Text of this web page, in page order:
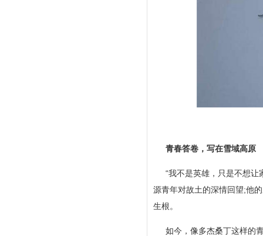
青春答卷，写在雪域高原
“我不是英雄，只是不想
源青年对故土的深情回望;他
生根。
如今，像多杰桑丁这样的